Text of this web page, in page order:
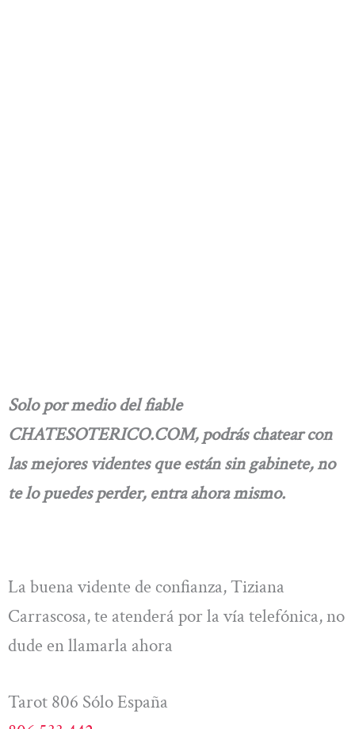
Solo por medio del fiable
CHATESOTERICO.COM, podrás chatear con
las mejores videntes que están sin gabinete, no
te lo puedes perder, entra ahora mismo.
La buena vidente de confianza, Tiziana
Carrascosa, te atenderá por la vía telefónica, no
dude en llamarla ahora
Tarot 806 Sólo España